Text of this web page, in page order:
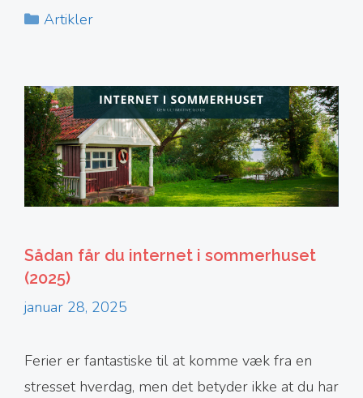
Kategorier
Artikler
Sådan får du internet i sommerhuset
(2025)
januar 28, 2025
Ferier er fantastiske til at komme væk fra en
stresset hverdag, men det betyder ikke at du har